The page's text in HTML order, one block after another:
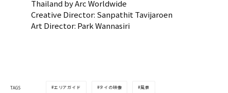
Thailand by Arc Worldwide
Creative Director: Sanpathit Tavijaroen
Art Director: Park Wannasiri
TAGS エリアガイド タイの映像 風景